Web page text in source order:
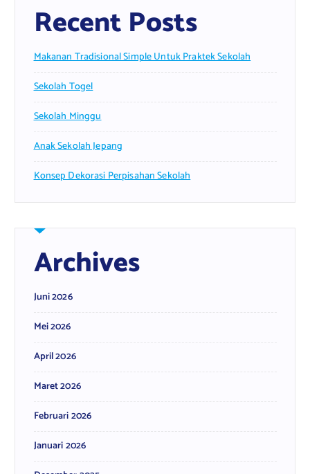
Recent Posts
Makanan Tradisional Simple Untuk Praktek Sekolah
Sekolah Togel
Sekolah Minggu
Anak Sekolah Jepang
Konsep Dekorasi Perpisahan Sekolah
Archives
Juni 2026
Mei 2026
April 2026
Maret 2026
Februari 2026
Januari 2026